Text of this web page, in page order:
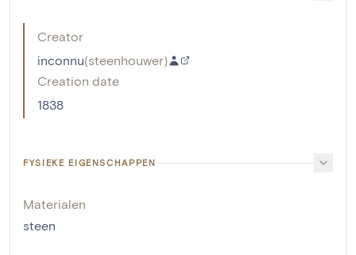
Creator
inconnu(steenhouwer)
Creation date
1838
FYSIEKE EIGENSCHAPPEN
Materialen
steen